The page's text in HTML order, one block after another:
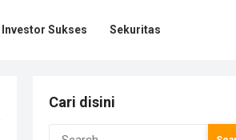
Investor Sukses Sekuritas
Cari disini
Search